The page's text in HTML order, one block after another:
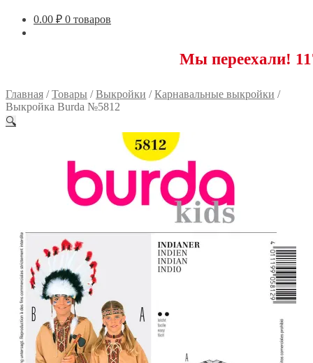
0.00 ₽ 0 товаров
Мы переехали! 117593
Главная /Товары /Выкройки /Карнавальные выкройки /
Выкройка Burda №5812
🔍